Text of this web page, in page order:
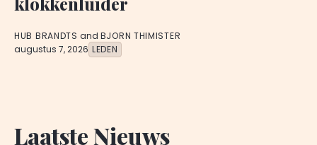
HUB BRANDTS and BJORN THIMISTER
augustus 7, 2026 LEDEN
Laatste Nieuws